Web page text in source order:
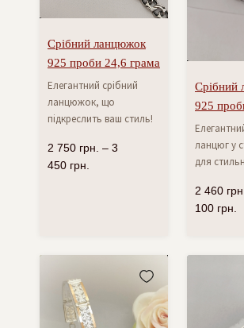
Срібний ланцюжок
925 проби 24,6 грама
Елегантний срібний
ланцюжок, що
підкреслить ваш стиль!
2 750 грн. – 3
450 грн.
Срібний
925
ланцюг у
для
2 460 грн.
100 грн.